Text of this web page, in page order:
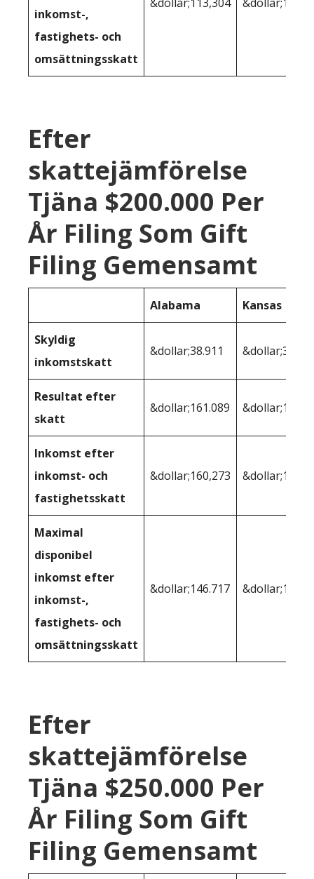
inkomst-,
fastighets- och
omsättningsskatt
Efter
skattejämförelse
Tjäna $200.000 Per
År Filing Som Gift
Filing Gemensamt
Alabama Kansas
Skyldig
inkomstskatt
&dollar;38.911
Resultat efter
skatt
&dollar;161.089
Inkomst efter
inkomst- och
fastighetsskatt
&dollar;160,273
Maximal
disponibel
inkomst efter
inkomst-,
fastighets- och
omsättningsskatt
&dollar;146.717
Efter
skattejämförelse
Tjäna $250.000 Per
År Filing Som Gift
Filing Gemensamt